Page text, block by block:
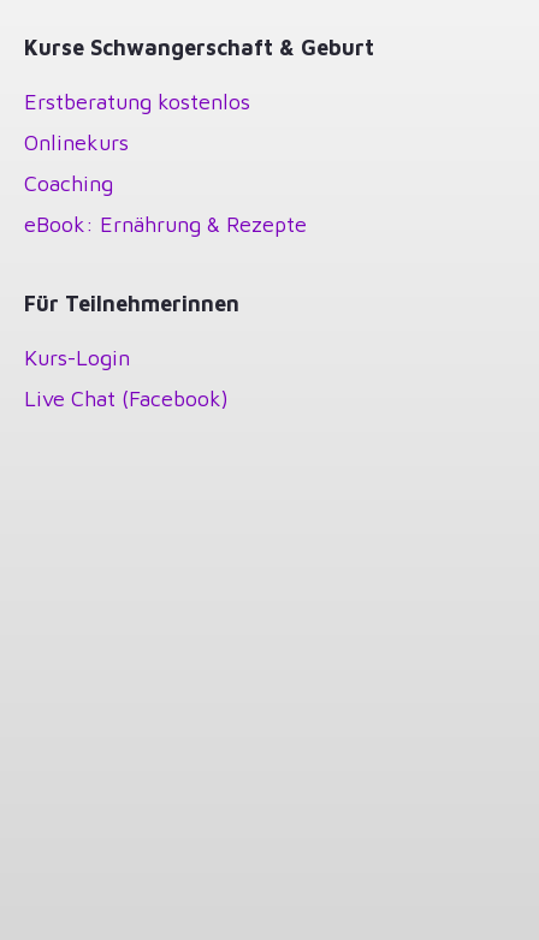
Kurse Schwangerschaft & Geburt
Erstberatung kostenlos
Onlinekurs
Coaching
eBook: Ernährung & Rezepte
Für Teilnehmerinnen
Kurs-Login
Live Chat (Facebook)